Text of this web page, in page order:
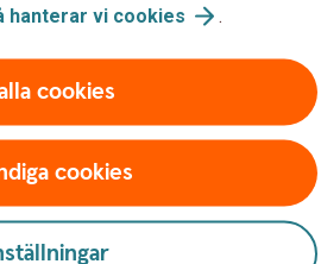
händer
påverkas
hanterar vi cookies .
cookies
cookies